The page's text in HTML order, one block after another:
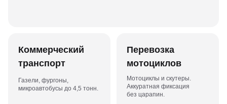
Коммерческий
транспорт
Газели, фургоны,
микроавтобусы до 4,5 тонн.
Перевозка
мотоциклов
Мотоциклы и скутеры.
Аккуратная фиксация
без царапин.